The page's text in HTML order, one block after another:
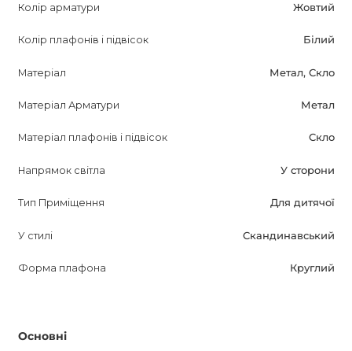
зробити інтер'єр кімнати вашої дитини яскравим і
затишним.
Колір арматури Жовтий
Колір плафонів і підвісок Білий
Матеріал Метал, Скло
Матеріал Арматури Метал
Матеріал плафонів і підвісок Скло
Напрямок світла У сторони
Тип Приміщення Для дитячої
У стилі Скандинавський
Форма плафона Круглий
Основні